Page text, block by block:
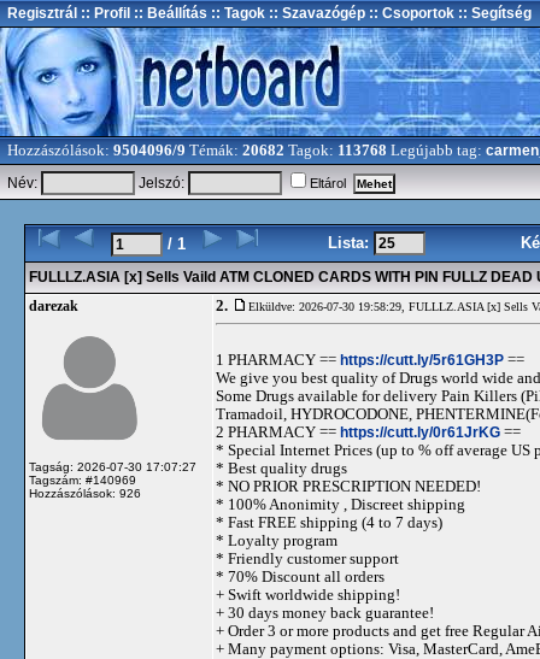
Regisztrál :: Profil :: Beállítás :: Tagok :: Szavazógép :: Csoportok :: Segítség
Hozzászólások: 9504096/9 Témák: 20682 Tagok: 113768 Legújabb tag:
Név:
Jelszó: Eltárol
/ 1 Lista:
FULLLZ.ASIA [x] Sells Vaild ATM CLONED CARDS WITH PIN FULLZ
darezak
Tagság: 2026-07-30 17:07:27
Tagszám: #140969
Hozzászólások: 926
2. Elküldve: 2026-07-30 19:58:29, FULLLZ.ASIA [x] Sells
1 PHARMACY == https://cutt.ly/5r61GH3P ==
We give you best quality of Drugs world wide
Some Drugs available for delivery Pain Killers
Tramadoil, HYDROCODONE,
2 PHARMACY == https://cutt.ly/0r61JrKG ==
* Special Internet Prices (up to % off average US
* Best quality drugs
* NO PRIOR PRESCRIPTION NEEDED!
* 100% Anonimity , Discreet shipping
* Fast FREE shipping (4 to 7 days)
* Loyalty program
* Friendly customer support
* 70% Discount all orders
+ Swift worldwide shipping!
+ 30 days money back guarantee!
+ Order 3 or more products and get free Regular
+ Many payment options: Visa, MasterCard,